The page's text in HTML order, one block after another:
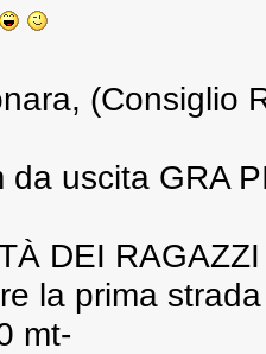
(Consiglio
uscita GRA
DEI
la prima
mt-